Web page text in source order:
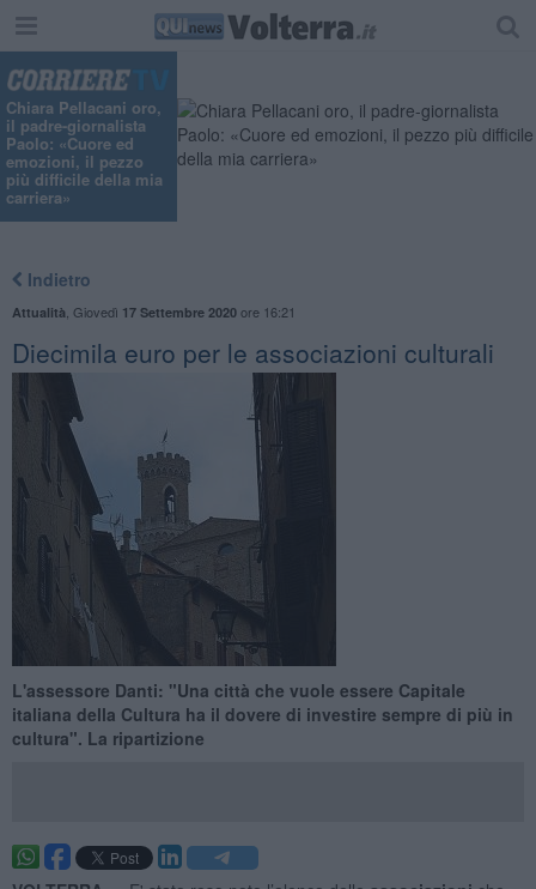
Chiara Pellacani oro,
il padre-giornalista
Paolo: «Cuore ed
emozioni, il pezzo
più difficile della mia
carriera»
Indietro
Attualità Giovedì 17 Settembre 2020ore 16:21
Diecimila euro per le associazioni culturali
L'assessore Danti: "Una città che vuole essere Capitale
italiana della Cultura ha il dovere di investire sempre di più in
cultura". La ripartizione